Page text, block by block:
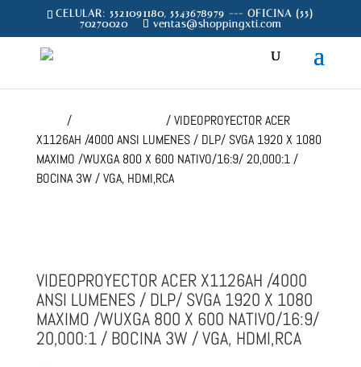
CELULAR: 5521091180, 5543678979 --- OFICINA (55)
70270020
ventas@shoppingxti.com
/
/ VIDEOPROYECTOR ACER
X1126AH /4000 ANSI LUMENES / DLP/ SVGA 1920 X 1080
MAXIMO /WUXGA 800 X 600 NATIVO/16:9/ 20,000:1 /
BOCINA 3W / VGA, HDMI,RCA
VIDEOPROYECTOR ACER X1126AH /4000
ANSI LUMENES / DLP/ SVGA 1920 X 1080
MAXIMO /WUXGA 800 X 600 NATIVO/16:9/
20,000:1 / BOCINA 3W / VGA, HDMI,RCA